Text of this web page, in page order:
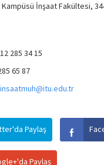
Kampüsü İnşaat Fakültesi,
285 34 15
65 87
insaatmuh@itu.edu.tr
Paylaş
Paylaş